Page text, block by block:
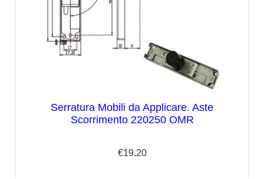
Serratura Mobili da Applicare. Aste
Scorrimento 220250 OMR
€19.20